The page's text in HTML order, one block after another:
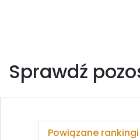
Sprawdź
Powiązane rankingi